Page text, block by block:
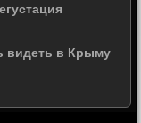
видеть в Крыму